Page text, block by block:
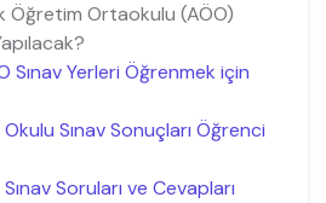
Öğretim Ortaokulu (AÖO)
Sınav Yerleri Öğrenmek için
Sınav Sonuçları Öğrenci
Soruları ve Cevapları